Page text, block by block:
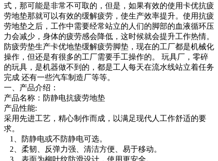
式，那可能是非常不可取的，但是，如果有效的使用卡优抗疲
劳地垫那就可以有效的缓解疲劳，使生产效率提升。使用抗疲
劳地垫之后，工作中需要经常站立的人们的脚部的血液循环压
力会减少，身体的疲劳感会降低，这时候就会提升工作热情。
防疲劳垫生产卡优地垫缓解疲劳脚垫，现在的工厂都是机械化
操作，但还是有很多的工厂需要手工操作的。 玩具厂，零碎
的玩具，是机器做不到的，都是工人每天在流水线站立着任务
完成 还有一些汽车制造厂等等。
一、产品介绍：
产品名称：防静电抗疲劳地垫
产品性能:
采用先进工艺，精心制作而成，以满足现代人工作舒适的要
求。
1、防静电或不防静电可选。
2、柔韧、反弹力强、清洁方便、易于移动。
3、表面为柳叶纹防滑设计，使用更安全。